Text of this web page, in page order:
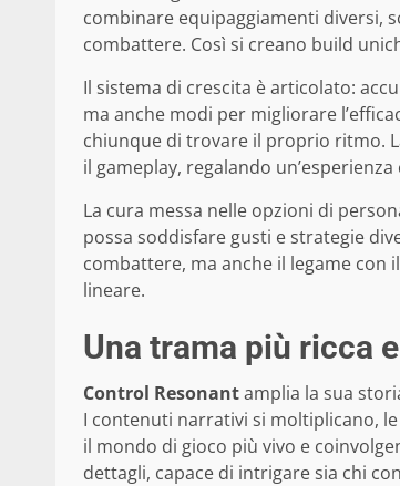
combinare equipaggiamenti diversi,
combattere. Così si creano build
Il sistema di crescita è articolato:
ma anche modi per migliorare
chiunque di trovare il proprio ritmo.
il gameplay, regalando
La cura messa nelle opzioni di
possa soddisfare gusti e strategie
combattere, ma anche il legame
lineare.
Una trama più ricca
Control Resonantamplia la sua
I contenuti narrativi si moltiplicano,
il mondo di gioco più vivo e
dettagli, capace di intrigare sia chi